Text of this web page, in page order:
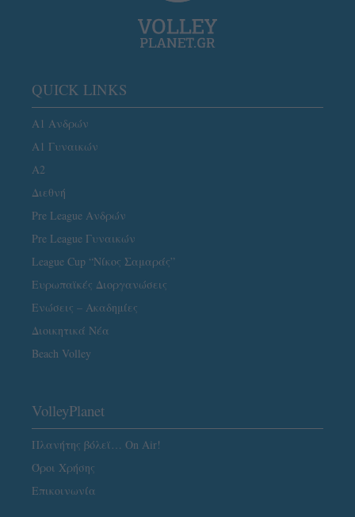
QUICK LINKS
Α1 Ανδρών
Α1 Γυναικών
A2
Διεθνή
Pre League Ανδρών
Pre League Γυναικών
League Cup “Νίκος Σαμαράς”
Ευρωπαϊκές Διοργανώσεις
Ενώσεις – Ακαδημίες
Διοικητικά Νέα
Beach Volley
VolleyPlanet
Πλανήτης βόλεϊ… On Air!
Όροι Χρήσης
Επικοινωνία